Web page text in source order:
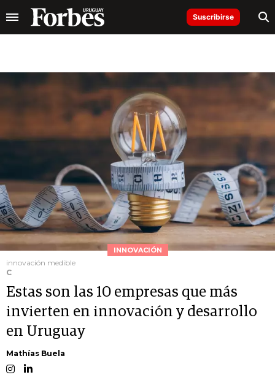
Suscribirse
INNOVACIÓN
innovación medible
C
Estas son las 10 empresas que más
invierten en innovación y desarrollo
en Uruguay
Mathías Buela